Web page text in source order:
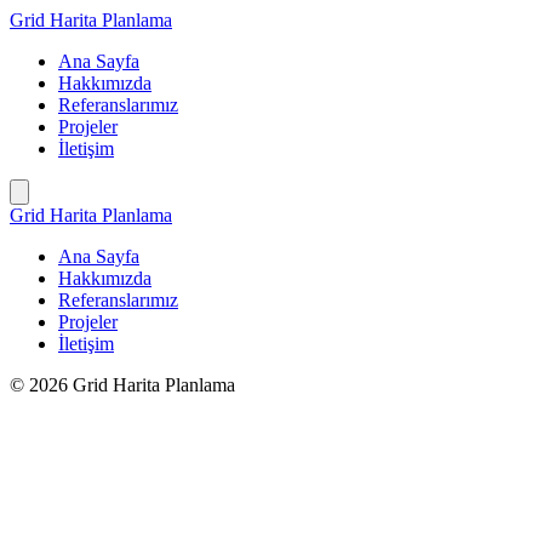
İçeriğe
Grid Harita Planlama
Ana Sayfa
Hakkımızda
Referanslarımız
Projeler
İletişim
Grid Harita Planlama
Ana Sayfa
Hakkımızda
Referanslarımız
Projeler
İletişim
© 2026 Grid Harita Planlama